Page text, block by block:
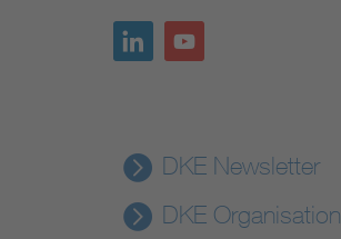
DKE Newsletter
DKE Organisation